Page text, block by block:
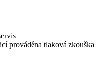
prováděna tlaková zkouška